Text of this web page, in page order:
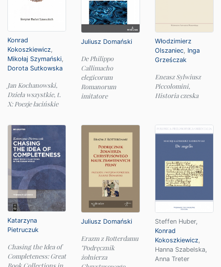
Konrad
Kokoszkiewicz,
Mikołaj Szymański,
Dorota Sutkowska
Jan Kochanowski,
Dzieła wszystkie, t.
X: Poezje łacińskie
Juliusz Domański
De Philippo
Callimacho
elegicorum
Romanorum
imitatore
Włodzimierz
Olszaniec, Inga
Grześczak
Eneasz Sylwiusz
Piccolomini,
Historia czeska
Katarzyna
Pietruczuk
Chasing the Idea of
Completeness: Great
Juliusz Domański
Erazm z Rotterdamu
"Podręcznik
żołnierza
Steffen Huber,
Konrad
Kokoszkiewicz,
Hanna Szabelska,
Anna Treter